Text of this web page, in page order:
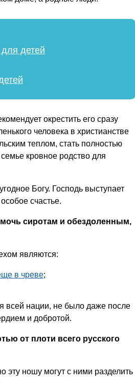
детей
окрестить его сразу
человека в христианстве
теплом, стать полностью
кровное родство для
Богу. Господь выступает
счастье.
сиротам и обездоленным,
являются:
в чреве;
всей нации, не было даже после
и добротой.
от плоти всего русского
эту ношу могут с ними разделить